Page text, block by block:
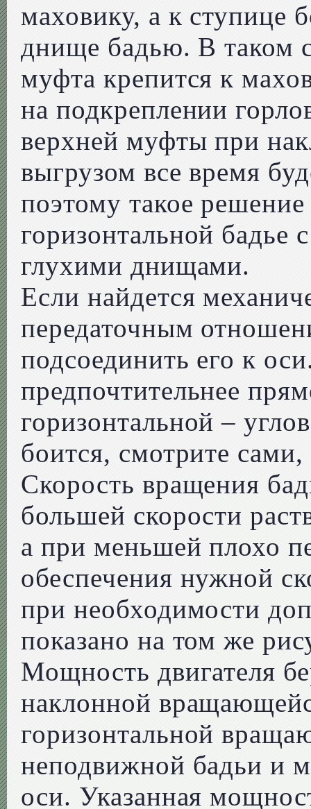
маховику, а к ступице
днище бадью. В таком
муфта крепится к
на подкреплении
верхней муфты при
выгрузом все время
поэтому такое
горизонтальной бадье
глухими днищами.
Если найдется
передаточным
подсоединить его к
предпочтительнее
горизонтальной –
боится, смотрите
Скорость вращения
большей скорости
а при меньшей плохо
обеспечения нужной
при необходимости
показано на том же
Мощность двигателя
наклонной
горизонтальной
неподвижной бадьи и
оси. Указанная